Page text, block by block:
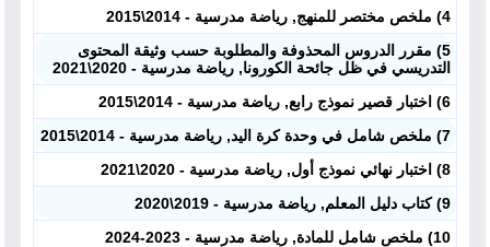
4) ملخص مختصر للمنهج, رياضة مدرسية - 2014\2015
5) مقرر الدروس المحذوفة والمطلوبة حسب وثيقة المحتوى
التدريسي في ظل جائحة الكورونا, رياضة مدرسية - 2020\2021
6) اختبار قصير نموذج رابع, رياضة مدرسية - 2014\2015
7) ملخص شامل في وحدة كرة اليد, رياضة مدرسية - 2014\2015
8) اختبار نهائي نموذج أول, رياضة مدرسية - 2020\2021
9) كتاب دليل المعلم, رياضة مدرسية - 2019\2020
10) ملخص شامل للمادة, رياضة مدرسية - 2023-2024